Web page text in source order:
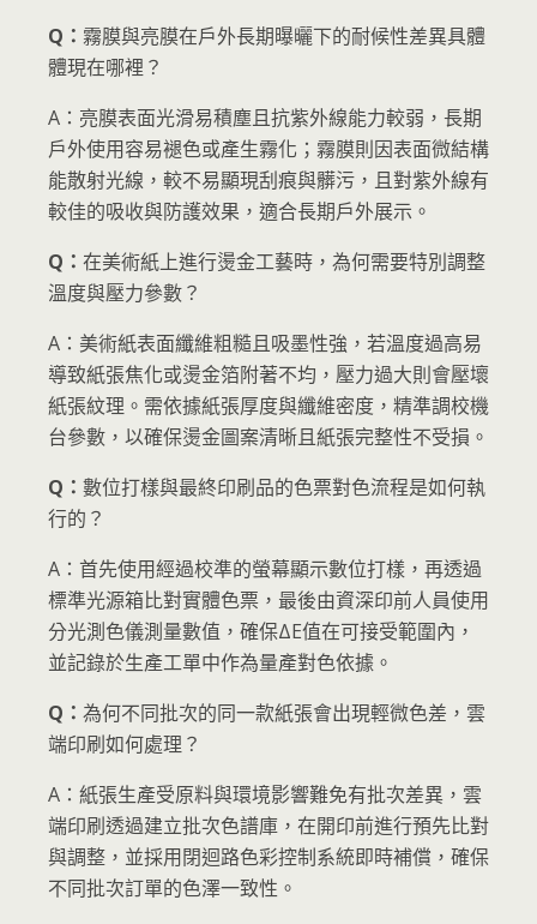
Q： 霧膜與亮膜在戶外長期曝曬下的耐候性差異具體
體現在哪裡？
A：亮膜表面光滑易積塵且抗紫外線能力較弱，長期
戶外使用容易褪色或產生霧化；霧膜則因表面微結構
能散射光線，較不易顯現刮痕與髒污，且對紫外線有
較佳的吸收與防護效果，適合長期戶外展示。
Q： 在美術紙上進行燙金工藝時，為何需要特別調整
溫度與壓力參數？
A：美術紙表面纖維粗糙且吸墨性強，若溫度過高易
導致紙張焦化或燙金箔附著不均，壓力過大則會壓壞
紙張紋理。需依據紙張厚度與纖維密度，精準調校機
台參數，以確保燙金圖案清晰且紙張完整性不受損。
Q： 數位打樣與最終印刷品的色票對色流程是如何執
行的？
A：首先使用經過校準的螢幕顯示數位打樣，再透過
標準光源箱比對實體色票，最後由資深印前人員使用
分光測色儀測量數值，確保ΔE值在可接受範圍內，
並記錄於生產工單中作為量產對色依據。
Q： 為何不同批次的同一款紙張會出現輕微色差，雲
端印刷如何處理？
A：紙張生產受原料與環境影響難免有批次差異，雲
端印刷透過建立批次色譜庫，在開印前進行預先比對
與調整，並採用閉迴路色彩控制系統即時補償，確保
不同批次訂單的色澤一致性。